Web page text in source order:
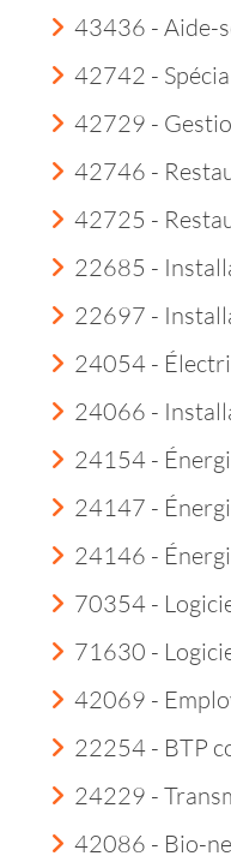
43436 - Aide-
42742 -
42729 -
42746 -
42725 -
22685 -
22697 -
24054 -
24066 -
24154 -
24147 -
24146 -
70354 -
71630 -
42069 -
22254 - BTP
24229 -
42086 - Bio-